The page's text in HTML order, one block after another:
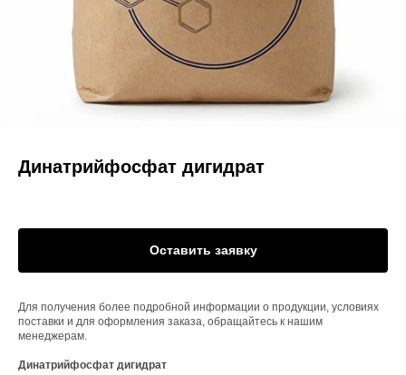
Динатрийфосфат дигидрат
Оставить заявку
Для получения более подробной информации о продукции, условиях
поставки и для оформления заказа, обращайтесь к нашим
менеджерам.
Динатрийфосфат дигидрат